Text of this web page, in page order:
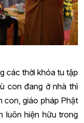
các thời khóa tu tập
con đang ở nhà thì
con, giáo pháp Phật
luôn hiện hữu trong